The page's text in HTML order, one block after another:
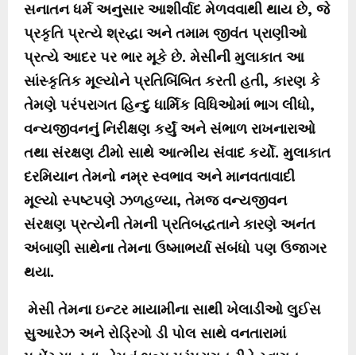
સનાતન ધર્મ અનુસાર આશીર્વાદ મેળવવાથી થાય છે, જે
પ્રકૃતિ પ્રત્યે શ્રદ્ધા અને તમામ જીવંત પ્રાણીઓ
પ્રત્યે આદર પર ભાર મૂકે છે. મેસીની મુલાકાત આ
સાંસ્કૃતિક મૂલ્યોને પ્રતિબિંબિત કરતી હતી, કારણ કે
તેમણે પરંપરાગત હિન્દુ ધાર્મિક વિધિઓમાં ભાગ લીધો,
વન્યજીવનનું નિરીક્ષણ કર્યું અને સંભાળ રાખનારાઓ
તથા સંરક્ષણ ટીમો સાથે આત્મીય સંવાદ કર્યો. મુલાકાત
દરમિયાન તેમનો નમ્ર સ્વભાવ અને માનવતાવાદી
મૂલ્યો સ્પષ્ટપણે ઝળહળ્યા, તેમજ વન્યજીવન
સંરક્ષણ પ્રત્યેની તેમની પ્રતિબદ્ધતાને કારણે અનંત
અંબાણી સાથેના તેમના ઉષ્માભર્યા સંબંધો પણ ઉજાગર
થયા.
મેસી તેમના ઇન્ટર માયામીના સાથી ખેલાડીઓ લુઈસ
સુઆરેઝ અને રોડ્રિગો ડી પોલ સાથે વનતારામાં